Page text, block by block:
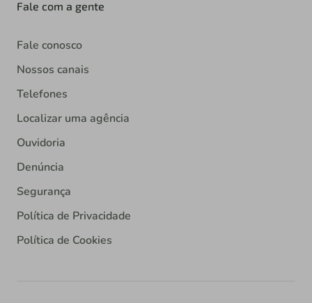
Fale com a gente
Fale conosco
Nossos canais
Telefones
Localizar uma agência
Ouvidoria
Denúncia
Segurança
Política de Privacidade
Política de Cookies